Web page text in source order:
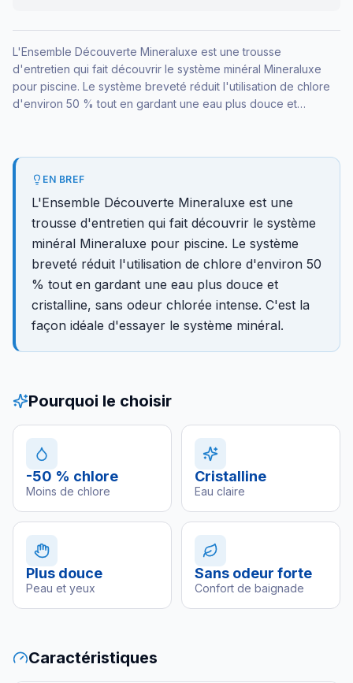
L'Ensemble Découverte Mineraluxe est une trousse
d'entretien qui fait découvrir le système minéral Mineraluxe
pour piscine. Le système breveté réduit l'utilisation de chlore
d'environ 50 % tout en gardant une eau plus douce et
EN BREF
L'Ensemble Découverte Mineraluxe est une
trousse d'entretien qui fait découvrir le système
minéral Mineraluxe pour piscine. Le système
breveté réduit l'utilisation de chlore d'environ 50
% tout en gardant une eau plus douce et
cristalline, sans odeur chlorée intense. C'est la
façon idéale d'essayer le système minéral.
Pourquoi le choisir
-50 % chlore
Moins de chlore
Cristalline
Eau claire
Plus douce
Peau et yeux
Sans odeur forte
Confort de baignade
Caractéristiques